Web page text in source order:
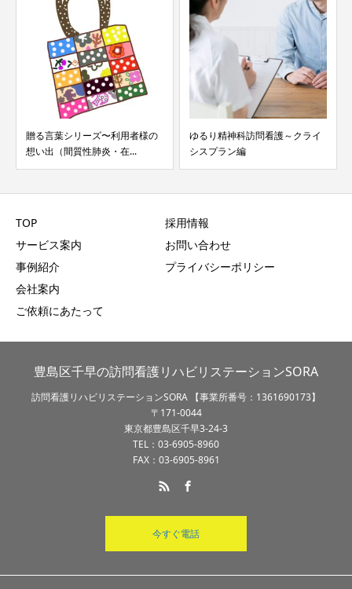
ゆるり精神科訪問看護～クライ
シスプラン編
明日から使える！動機づけ面接
【その２】
TOP
サービス案内
事例紹介
会社案内
ご依頼にあたって
採用情報
お問い合わせ
プライバシーポリシー
豊島区千早の訪問看護リハビリステーションSORA
訪問看護リハビリステーションSORA 【事業所番号：1361690173】
〒171-0044
東京都豊島区千早3-24-3
TEL：03-6905-8960
FAX：03-6905-8961
今すぐ電話